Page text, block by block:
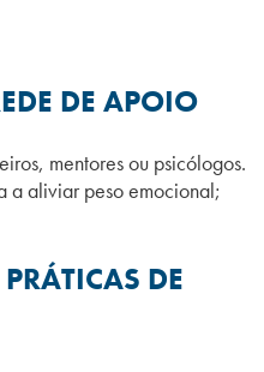
DE APOIO
mentores ou psicólogos.
a aliviar peso emocional;
DE